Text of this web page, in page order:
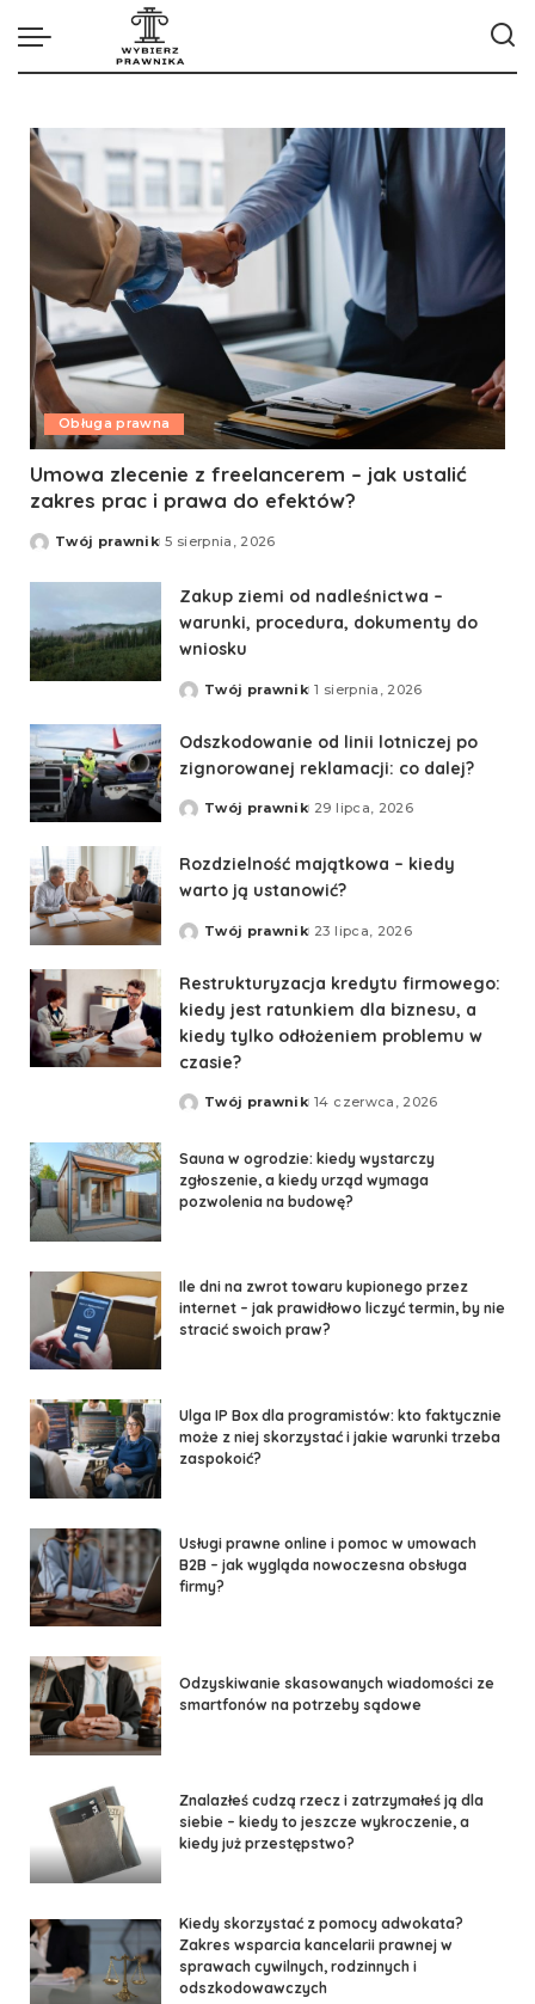
Obługa prawna
Umowa zlecenie z freelancerem – jak ustalić
zakres prac i prawa do efektów?
Twój prawnik 5 sierpnia, 2026
Zakup ziemi od nadleśnictwa –
warunki, procedura, dokumenty do
wniosku
Twój prawnik 1 sierpnia, 2026
Odszkodowanie od linii lotniczej po
zignorowanej reklamacji: co dalej?
Twój prawnik 29 lipca, 2026
Rozdzielność majątkowa – kiedy
warto ją ustanowić?
Twój prawnik 23 lipca, 2026
Restrukturyzacja kredytu firmowego:
kiedy jest ratunkiem dla biznesu, a
kiedy tylko odłożeniem problemu w
czasie?
Twój prawnik 14 czerwca, 2026
Sauna w ogrodzie: kiedy wystarczy
zgłoszenie, a kiedy urząd wymaga
pozwolenia na budowę?
Ile dni na zwrot towaru kupionego przez
internet – jak prawidłowo liczyć termin, by nie
stracić swoich praw?
Ulga IP Box dla programistów: kto faktycznie
może z niej skorzystać i jakie warunki trzeba
zaspokoić?
Usługi prawne online i pomoc w umowach
B2B – jak wygląda nowoczesna obsługa
firmy?
Odzyskiwanie skasowanych wiadomości ze
smartfonów na potrzeby sądowe
Znalazłeś cudzą rzecz i zatrzymałeś ją dla
siebie – kiedy to jeszcze wykroczenie, a
kiedy już przestępstwo?
Kiedy skorzystać z pomocy adwokata?
Zakres wsparcia kancelarii prawnej w
sprawach cywilnych, rodzinnych i
odszkodowawczych